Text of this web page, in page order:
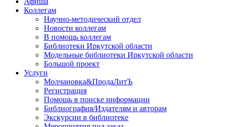
Коллегам
Научно-методический отдел
Новости коллегам
В помощь коллегам
Библиотеки Иркутской области
Модельные библиотеки Иркутской области
Большой проект
Услуги
Молчановка&ПродаЛитЪ
Регистрация
Помощь в поиске информации
Библиография/Издателям и авторам
Экскурсии в библиотеке